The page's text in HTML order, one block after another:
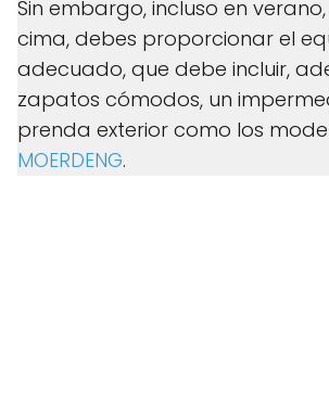
Sin embargo, incluso en
cima, debes proporcionar el
adecuado, que debe incluir,
zapatos cómodos, un
prenda exterior como los
MOERDENG.